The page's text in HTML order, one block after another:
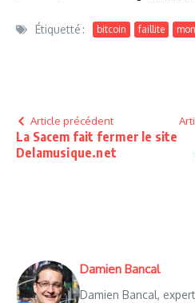
Étiquetté : bitcoin faillite
Article précédent
La Sacem fait fermer le site
Delamusique.net
Damien Bancal
Damien Bancal,